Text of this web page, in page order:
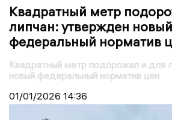
Квадратный метр
липчан: утвержден новый
федеральный норматив
Квадратный метр подорожал и для
новый федеральный норматив цен
01/01/2026 14:36